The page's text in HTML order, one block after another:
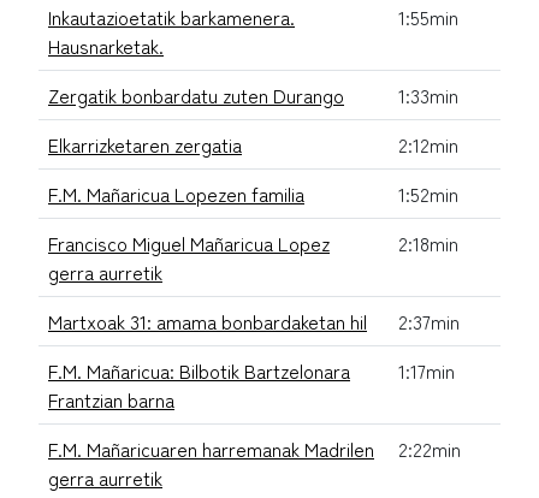
Inkautazioetatik barkamenera.
Hausnarketak.
1:55min
Zergatik bonbardatu zuten Durango
1:33min
Elkarrizketaren zergatia
2:12min
F.M. Mañaricua Lopezen familia
1:52min
Francisco Miguel Mañaricua Lopez
gerra aurretik
2:18min
Martxoak 31: amama bonbardaketan hil
2:37min
F.M. Mañaricua: Bilbotik Bartzelonara
Frantzian barna
1:17min
F.M. Mañaricuaren harremanak Madrilen
gerra aurretik
2:22min